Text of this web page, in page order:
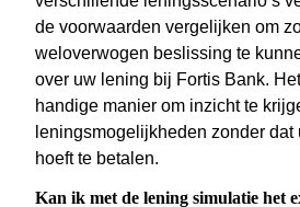
de voorwaarden vergelijken om
weloverwogen beslissing te
over uw lening bij Fortis Bank.
handige manier om inzicht te
leningsmogelijkheden zonder dat
hoeft te betalen.
Kan ik met de lening simulatie het